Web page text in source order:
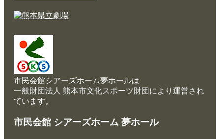
市民会館シアーズホーム夢ホールは
一般財団法人 熊本市文化スポーツ財団により運営され
ています。
市民会館 シアーズホーム 夢ホール